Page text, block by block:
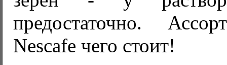
предостаточно.
Nescafe чего стоит!